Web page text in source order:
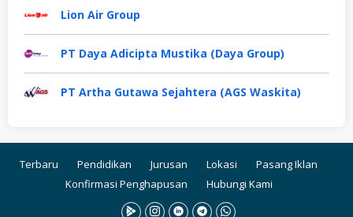
Lion Air Group
PT Daya Adicipta Mustika (Daya Group)
PT Artha Gutawa Sejahtera (AGS Waskita)
Terbaru Pendidikan Jurusan Lokasi
Pasang Iklan
Konfirmasi Penghapusan
Hubungi Kami